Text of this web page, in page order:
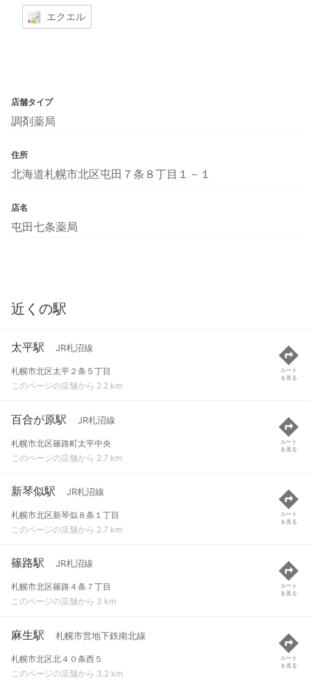
エクエル
店舗タイプ
調剤薬局
住所
北海道札幌市北区屯田７条８丁目１－１
店名
屯田七条薬局
近くの駅
太平駅 JR札沼線
札幌市北区太平２条５丁目
このページの店舗から 2.2 km
ルート
を見る
百合が原駅 JR札沼線
札幌市北区篠路町太平中央
このページの店舗から 2.7 km
ルート
を見る
新琴似駅 JR札沼線
札幌市北区新琴似８条１丁目
このページの店舗から 2.7 km
ルート
を見る
篠路駅 JR札沼線
札幌市北区篠路４条７丁目
このページの店舗から 3 km
ルート
を見る
麻生駅 札幌市営地下鉄南北線
札幌市北区北４０条西５
このページの店舗から 3.2 km
ルート
を見る